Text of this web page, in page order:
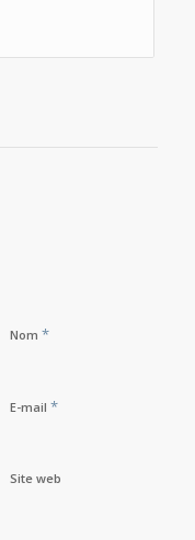
Nom *
E-mail *
Site web